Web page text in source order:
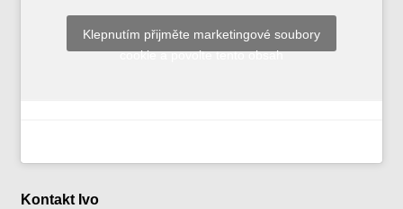
Klepnutím přijměte marketingové soubory
cookie a povolte tento obsah
Kontakt Ivo